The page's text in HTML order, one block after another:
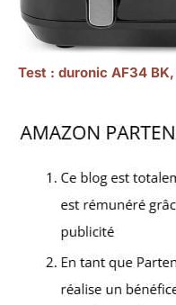
Test : duronic AF34